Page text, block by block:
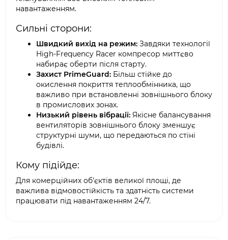
навантаженням.
Сильні сторони:
Швидкий вихід на режим: Завдяки технології
High-Frequency Racer компресор миттєво
набирає оберти після старту.
Захист PrimeGuard: Більш стійке до
окислення покриття теплообмінника, що
важливо при встановленні зовнішнього блоку
в промислових зонах.
Низький рівень вібрації: Якісне балансування
вентиляторів зовнішнього блоку зменшує
структурні шуми, що передаються по стіні
будівлі.
Кому підійде:
Для комерційних об'єктів великої площі, де
важлива відмовостійкість та здатність системи
працювати під навантаженням 24/7.